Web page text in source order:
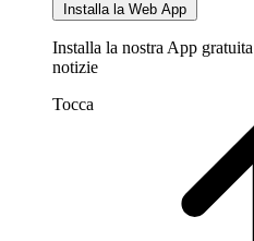
Installa la Web App
Installa la nostra App
notizie
Tocca